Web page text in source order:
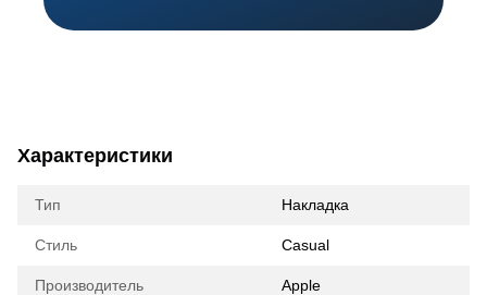
Характеристики
Тип Накладка
Стиль Casual
Производитель Apple